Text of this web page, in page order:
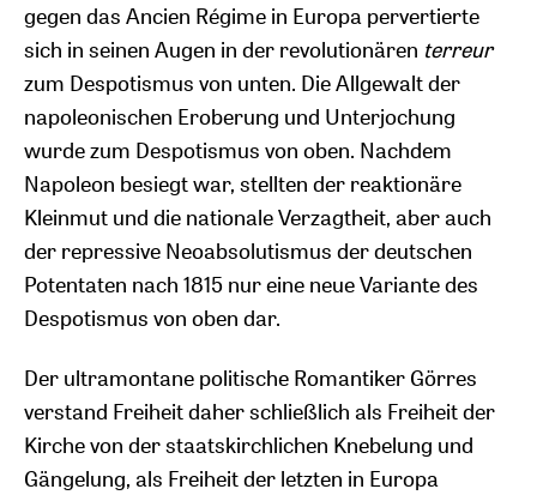
gegen das Ancien Régime in Europa pervertierte
sich in seinen Augen in der revolutionären terreur
zum Despotismus von unten. Die Allgewalt der
napoleonischen Eroberung und Unterjochung
wurde zum Despotismus von oben. Nachdem
Napoleon besiegt war, stellten der reaktionäre
Kleinmut und die nationale Verzagtheit, aber auch
der repressive Neoabsolutismus der deutschen
Potentaten nach 1815 nur eine neue Variante des
Despotismus von oben dar.
Der ultramontane politische Romantiker Görres
verstand Freiheit daher schließlich als Freiheit der
Kirche von der staatskirchlichen Knebelung und
Gängelung, als Freiheit der letzten in Europa